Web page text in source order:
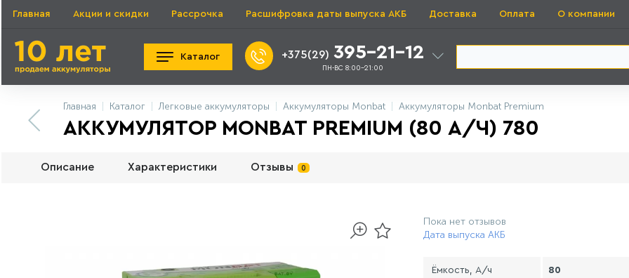
Главная Акции и скидки Рассрочка Расшифровка даты выпуска АКБ Доставка Оплата О компании
Каталог +375(29) 395-21-12
ПН-ВС 8:00-21:00
Главная Каталог Легковые аккумуляторы Аккумуляторы Monbat Аккумуляторы Monbat Premium
АККУМУЛЯТОР MONBAT PREMIUM (80 А/Ч) 780
Описание Характеристики Отзывы 0
Пока нет отзывов
Дата выпуска АКБ
Ёмкость, А/ч 80